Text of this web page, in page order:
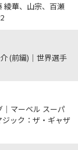
綾華、山宗、百瀬
(前編)｜世界選手
マーベル スーパ
ック：ザ・ギャザ